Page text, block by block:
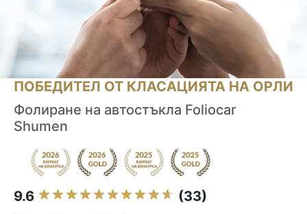
ПОБЕДИТЕЛ ОТ КЛАСАЦИЯТА НА ОРЛИ
Фолиране на автостъкла Foliocar
Shumen
9.6 (33)